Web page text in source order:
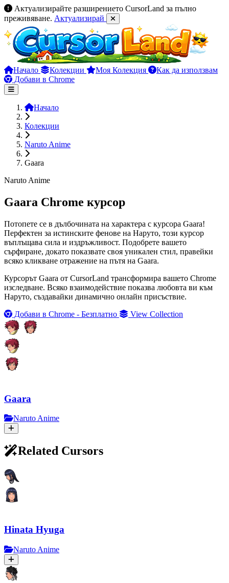
Актуализирайте разширението CursorLand за пълно
преживяване. Актуализирай
Начало Колекции Моя Колекция
Как да използвам
Добави в Chrome
Начало
Колекции
Naruto Anime
Gaara
Naruto Anime
Gaara Chrome курсор
Потопете се в дълбочината на характера с курсора Gaara!
Перфектен за истинските фенове на Наруто, този курсор
въплъщава сила и издръжливост. Подобрете вашето
сърфиране, докато показвате своя уникален стил, правейки
всяко кликване отражение на пътя на Gaara.
Курсорът Gaara от CursorLand трансформира вашето Chrome
изследване. Всяко взаимодействие показва любовта ви към
Наруто, създавайки динамично онлайн присъствие.
Добави в Chrome - Безплатно
View Collection
Gaara
Naruto Anime
Related Cursors
Hinata Hyuga
Naruto Anime